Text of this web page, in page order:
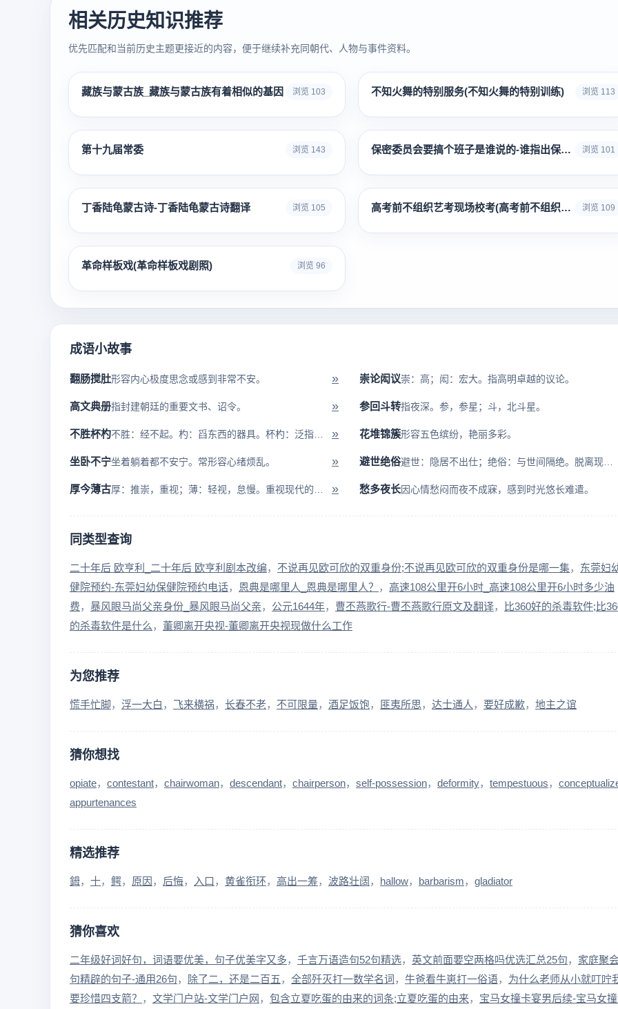
相关历史知识推荐
优先匹配和当前历史主题更接近的内容，便于继续补充同朝代、人物与事件资料。
藏族与蒙古族_藏族与蒙古族有着相似的基因 浏览 103 不知火舞的特别服务(不知火舞的特别训练) 浏览 113
第十九届常委 浏览 143 保密委员会要搞个班子是谁说的-谁指出保密委员会要搞几个班子 浏览 101
丁香陆龟蒙古诗-丁香陆龟蒙古诗翻译 浏览 105 高考前不组织艺考现场校考(高考前不组织艺考现场校考会怎么样) 浏览 109
革命样板戏(革命样板戏剧照) 浏览 96
成语小故事
翻肠搅肚形容内心极度思念或感到非常不安。 » 崇论闳议崇：高；闳：宏大。指高明卓越的议论。
高文典册指封建朝廷的重要文书、诏令。 » 参回斗转指夜深。参，参星；斗，北斗星。
不胜杯杓 » 花堆锦簇形容五色缤纷，艳丽多彩。
坐卧不宁坐着躺着都不安宁。常形容心绪烦乱。 » 避世绝俗
厚今薄古 » 愁多夜长因心情愁闷而夜不成寐，感到时光悠长难遣。
同类型查询
二十年后 欧亨利_二十年后 欧亨利剧本改编 不说再见欧可欣的双重身份;不说再见欧可欣的双重身份是哪一集
东莞妇
健院预约-东莞妇幼保健院预约电话
恩典是哪里人_恩典是哪里人？
高速108公里开6小时_高速108公里开6小时多少油
费
暴风眼马尚父亲身份_暴风眼马尚父亲 公元1644年 曹丕燕歌行-曹丕燕歌行原文及翻译
比360好的杀毒软件;比
的杀毒软件是什么
董卿离开央视-董卿离开央视现做什么工作
为您推荐
慌手忙脚 浮一大白 飞来横祸 长春不老 不可限量 酒足饭饱 匪夷所思 达士通人 要好成歉 地主之谊
猜你想找
opiate contestant chairwoman descendant chairperson self-possession deformity tempestuous
appurtenances
精选推荐
鉧 十 鳄 原因 后悔 入口 黄雀衔环 高出一筹 波路壮阔 hallow barbarism gladiator
猜你喜欢
二年级好词好句，词语要优美，句子优美字又多 千言万语造句52句精选 英文前面要空两格吗优选汇总25句
家庭聚
句精辟的句子-通用26句
除了二，还是二百五 全部歼灭打一数学名词 牛爸看牛崽打一俗语
为什么老师从小就叮咛
要珍惜四支箭？
文学门户站-文学门户网 包含立夏吃蛋的由来的词条;立夏吃蛋的由来 宝马女撞卡宴男后续-宝马女